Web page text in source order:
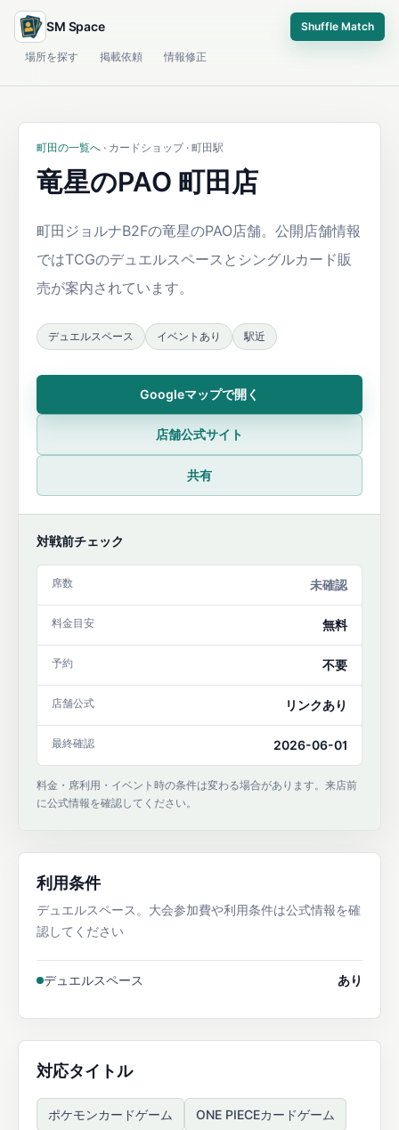
SM Space Shuffle Match
場所を探す 掲載依頼 情報修正
町田の一覧へ · カードショップ · 町田駅
竜星のPAO 町田店
町田ジョルナB2Fの竜星のPAO店舗。公開店舗情報
ではTCGのデュエルスペースとシングルカード販
売が案内されています。
デュエルスペース イベントあり 駅近
Googleマップで開く
店舗公式サイト
共有
対戦前チェック
席数 未確認
料金目安 無料
予約 不要
店舗公式 リンクあり
最終確認 2026-06-01
料金・席利用・イベント時の条件は変わる場合があります。来店前
に公式情報を確認してください。
利用条件
デュエルスペース。大会参加費や利用条件は公式情報を確
認してください
デュエルスペース あり
対応タイトル
ポケモンカードゲーム ONE PIECEカードゲーム